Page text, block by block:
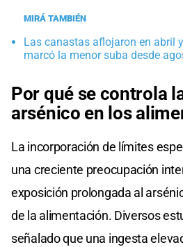
MIRÁ TAMBIÉN
Las canastas aflojaron en abril
marcó la menor suba desde
Por qué se controla
arsénico en los
La incorporación de límites
una creciente preocupación
exposición prolongada al
de la alimentación. Diversos
señalado que una ingesta